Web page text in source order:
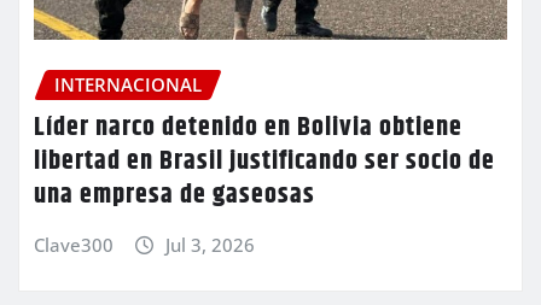
INTERNACIONAL
Líder narco detenido en Bolivia obtiene
libertad en Brasil justificando ser socio de
una empresa de gaseosas
Clave300 Jul 3, 2026